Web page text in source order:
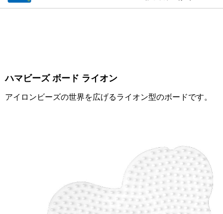
ハマビーズ ボード ライオン
アイロンビーズの世界を広げるライオン型のボードです。